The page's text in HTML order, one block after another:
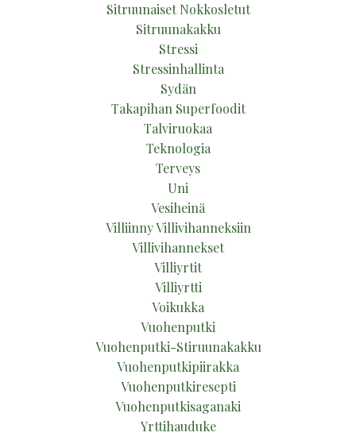
Sitruunaiset Nokkosletut
Sitruunakakku
Stressi
Stressinhallinta
Sydän
Takapihan Superfoodit
Talviruokaa
Teknologia
Terveys
Uni
Vesiheinä
Villiinny Villivihanneksiin
Villivihannekset
Villiyrtit
Villiyrtti
Voikukka
Vuohenputki
Vuohenputki-Stiruunakakku
Vuohenputkipiirakka
Vuohenputkiresepti
Vuohenputkisaganaki
Yrttihauduke